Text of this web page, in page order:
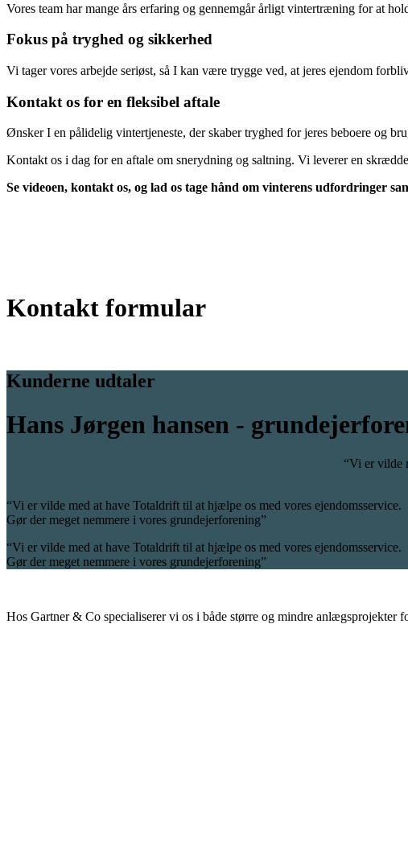
Vores team har mange års erfaring og gennemgår årligt vintertræning for at
Fokus på tryghed og sikkerhed
Vi tager vores arbejde seriøst, så I kan være trygge ved, at jeres ejendom
Kontakt os for en fleksibel aftale
Ønsker I en pålidelig vintertjeneste, der skaber tryghed for jeres beboere og
Kontakt os i dag for en aftale om snerydning og saltning. Vi leverer en
Se videoen, kontakt os, og lad os tage hånd om vinterens udfordringer
Kontakt formular
Kunderne udtaler
Hans Jørgen hansen -
“Vi er vilde
“Vi er vilde med at have Totaldrift til at hjælpe os med vores ejendomsservice.
Gør der meget nemmere i vores grundejerforening”
“Vi er vilde med at have Totaldrift til at hjælpe os med vores ejendomsservice.
Gør der meget nemmere i vores grundejerforening”
Hos Gartner & Co specialiserer vi os i både større og mindre anlægsprojekter